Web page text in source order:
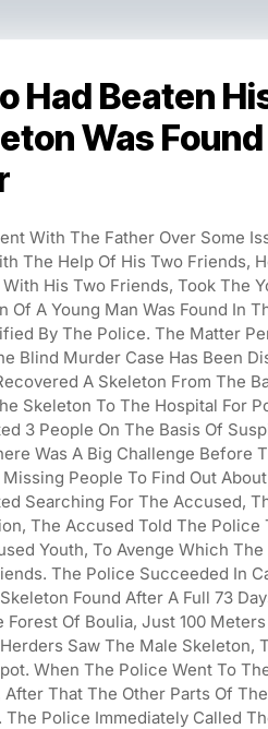
Had Beaten
Was
With The Father Over Some
The Help Of His Two Friends,
His Two Friends, Took The
Of A Young Man Was Found In
By The Police. The Matter
Blind Murder Case Has Been
A Skeleton From The
Skeleton To The Hospital For
3 People On The Basis Of
Was A Big Challenge Before
People To Find Out
Searching For The Accused,
The Accused Told The Police
Youth, To Avenge Which
The Police Succeeded In
Found After A Full 73
Forest Of Boulia, Just 100
Saw The Male Skeleton,
When The Police Went To
That The Other Parts Of
Police Immediately Called